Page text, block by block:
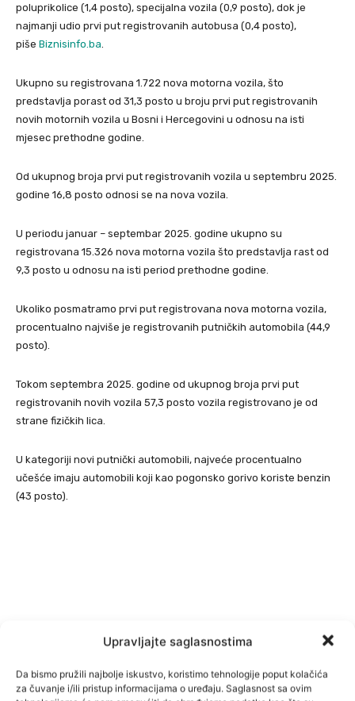
Upravljajte saglasnostima
Da bismo pružili najbolje iskustvo, koristimo tehnologije poput kolačića
za čuvanje i/ili pristup informacijama o uređaju. Saglasnost sa ovim
poluprikolice (1,4 posto), specijalna vozila (0,9 posto), dok je
najmanji udio prvi put registrovanih autobusa (0,4 posto),
piše Biznisinfo.ba
Ukupno su registrovana 1.722 nova motorna vozila, što
predstavlja porast od 31,3 posto u broju prvi put registrovanih
novih motornih vozila u Bosni i Hercegovini u odnosu na isti
mjesec prethodne godine.
Od ukupnog broja prvi put registrovanih vozila u septembru 2025.
godine 16,8 posto odnosi se na nova vozila.
U periodu januar – septembar 2025. godine ukupno su
registrovana 15.326 nova motorna vozila što predstavlja rast od
9,3 posto u odnosu na isti period prethodne godine.
Ukoliko posmatramo prvi put registrovana nova motorna vozila,
procentualno najviše je registrovanih putničkih automobila (44,9
posto).
Tokom septembra 2025. godine od ukupnog broja prvi put
registrovanih novih vozila 57,3 posto vozila registrovano je od
strane fizičkih lica.
U kategoriji novi putnički automobili, najveće procentualno
učešće imaju automobili koji kao pogonsko gorivo koriste benzin
(43 posto).